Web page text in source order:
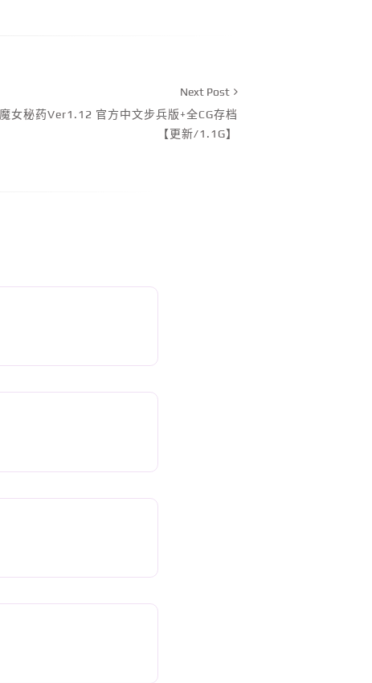
Next Post
女秘药Ver1.12 官方中文步兵版+全CG存档
【更新/1.1G】